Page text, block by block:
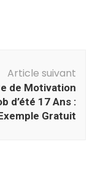
Article suivant
de Motivation
d’été 17 Ans :
Gratuit